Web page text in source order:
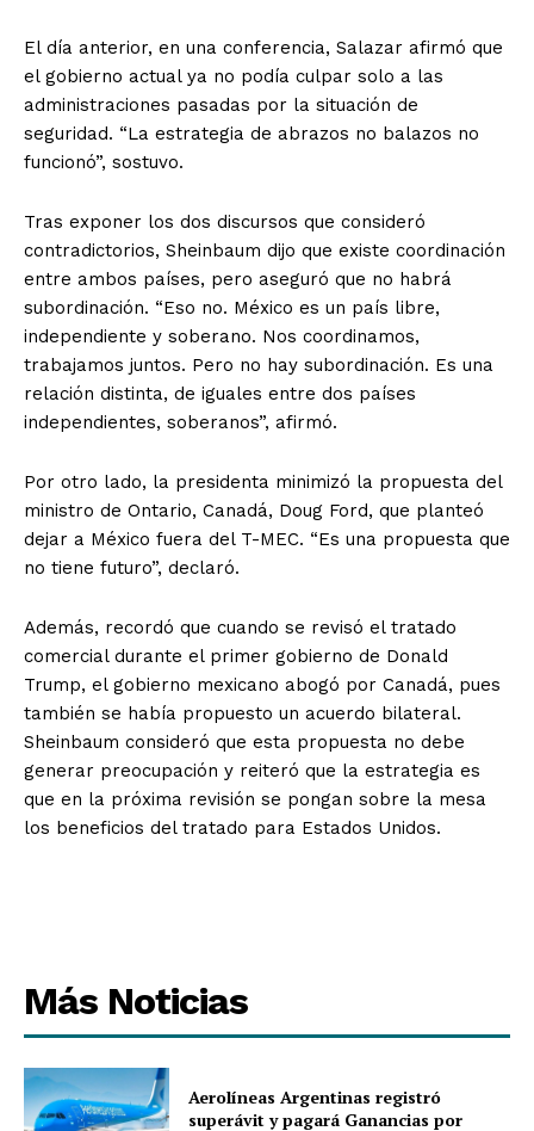
El día anterior, en una conferencia, Salazar afirmó que
el gobierno actual ya no podía culpar solo a las
administraciones pasadas por la situación de
seguridad. “La estrategia de abrazos no balazos no
funcionó”, sostuvo.
Tras exponer los dos discursos que consideró
contradictorios, Sheinbaum dijo que existe coordinación
entre ambos países, pero aseguró que no habrá
subordinación. “Eso no. México es un país libre,
independiente y soberano. Nos coordinamos,
trabajamos juntos. Pero no hay subordinación. Es una
relación distinta, de iguales entre dos países
independientes, soberanos”, afirmó.
Por otro lado, la presidenta minimizó la propuesta del
ministro de Ontario, Canadá, Doug Ford, que planteó
dejar a México fuera del T-MEC. “Es una propuesta que
no tiene futuro”, declaró.
Además, recordó que cuando se revisó el tratado
comercial durante el primer gobierno de Donald
Trump, el gobierno mexicano abogó por Canadá, pues
también se había propuesto un acuerdo bilateral.
Sheinbaum consideró que esta propuesta no debe
generar preocupación y reiteró que la estrategia es
que en la próxima revisión se pongan sobre la mesa
los beneficios del tratado para Estados Unidos.
Más Noticias
Aerolíneas Argentinas registró
superávit y pagará Ganancias por